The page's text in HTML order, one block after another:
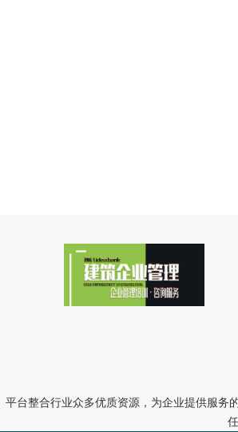
平台整合行业众多优质资源，为企业提供服务